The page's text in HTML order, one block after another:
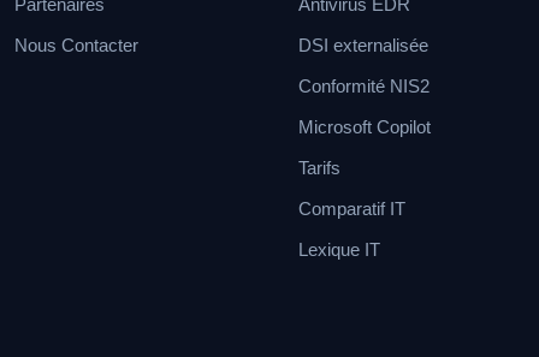
Partenaires
Nous Contacter
Antivirus EDR
DSI externalisée
Conformité NIS2
Microsoft Copilot
Tarifs
Comparatif IT
Lexique IT